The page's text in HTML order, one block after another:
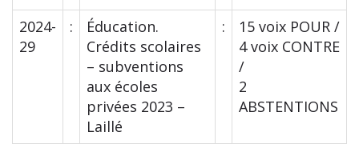
2024-
29
:
Éducation.
Crédits scolaires
– subventions
aux écoles
privées 2023 –
Laillé
:
15 voix POUR /
4 voix CONTRE
/
2
ABSTENTIONS